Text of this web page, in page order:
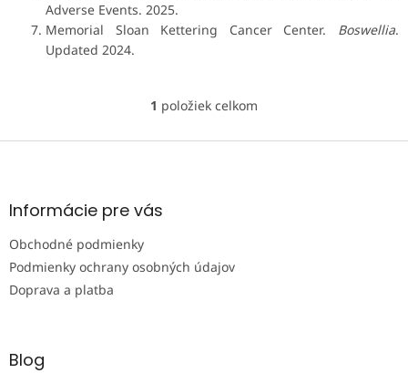
Adverse Events. 2025.
Memorial Sloan Kettering Cancer Center. Boswellia.
Updated 2024.
O
l
p
1 položiek celkom
Z
ä
e
Informácie pre vás
Obchodné podmienky
Podmienky ochrany osobných údajov
Doprava a platba
Blog